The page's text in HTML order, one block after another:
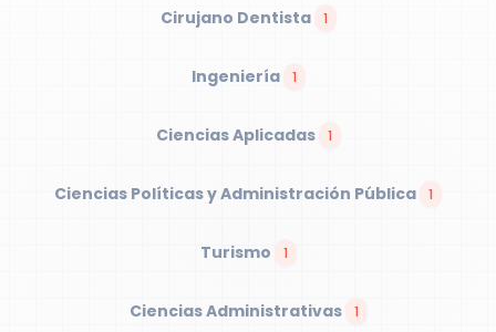
Cirujano Dentista 1
Ingeniería 1
Ciencias Aplicadas 1
Ciencias Políticas y Administración Pública 1
Turismo 1
Ciencias Administrativas 1